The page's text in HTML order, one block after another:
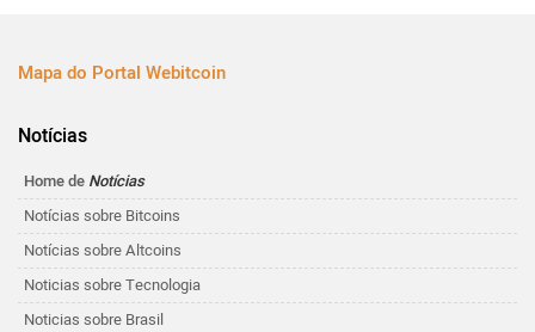
Mapa do Portal Webitcoin
Notícias
Home de Notícias
Notícias sobre Bitcoins
Notícias sobre Altcoins
Noticias sobre Tecnologia
Noticias sobre Brasil